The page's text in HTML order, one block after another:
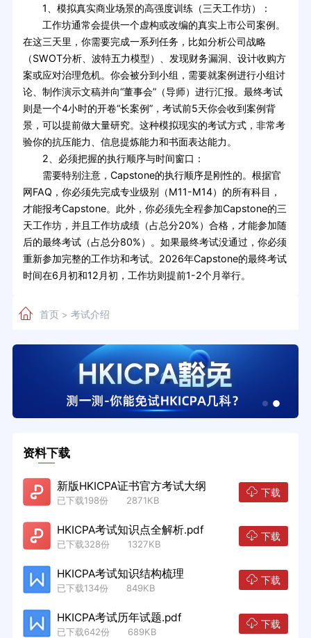
1、模拟真实商业场景的高强度训练（三天工作坊）：
工作坊通常会提供一个虚构或改编的真实上市公司案例。
在这三天里，你需要完成一系列任务，比如分析公司战略
（SWOT分析、波特五力模型）、发现财务漏洞、设计收购方
案或应对治理危机。你会被分到小组，需要就案例进行小组讨
论、制作演示文稿并向“董事会”（导师）进行汇报。最终考试
则是一个4小时的开卷“长案例”，考试前5天你会收到案例背
景，可以提前做大量研究。这种模拟现实的考试方式，非常考
验你的抗压能力、信息提炼能力和书面表达能力。
2、必须把握的执行顺序与时间窗口：
需要特别注意，Capstone的执行顺序是刚性的。根据官
网FAQ，你必须先完成专业级别（M11-M14）的所有科目，
才能报考Capstone。此外，你必须先全程参加Capstone的三
天工作坊，并且工作坊成绩（占总分20%）合格，才能参加随
后的最终考试（占总分80%）。如果最终考试没通过，你必须
重新参加完整的工作坊和考试。2026年Capstone的最终考试
时间在6月初和12月初，工作坊则提前1-2个月举行。
首页> 考试介绍
资料下载
新版HKICPA证书官方考试大纲
已下载198份 2871KB
下载
HKICPA考试知识点全解析.pdf
已下载328份 1327KB
下载
HKICPA考试知识结构梳理
已下载134份 849KB
下载
HKICPA考试历年试题.pdf
已下载642份 689KB
下载